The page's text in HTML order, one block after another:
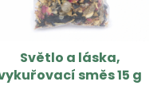
Světlo a láska,
směs 15 g